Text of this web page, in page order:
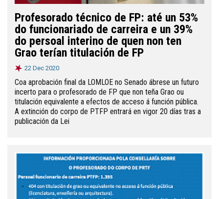
Profesorado técnico de FP: até un 53%
do funcionariado de carreira e un 39%
do persoal interino de quen non ten
Grao terían titulación de FP
22 Dec 2020
Coa aprobación final da LOMLOE no Senado ábrese un futuro
incerto para o profesorado de FP que non teña Grao ou
titulación equivalente a efectos de acceso á función pública.
A extinción do corpo de PTFP entrará en vigor 20 días tras a
publicación da Lei